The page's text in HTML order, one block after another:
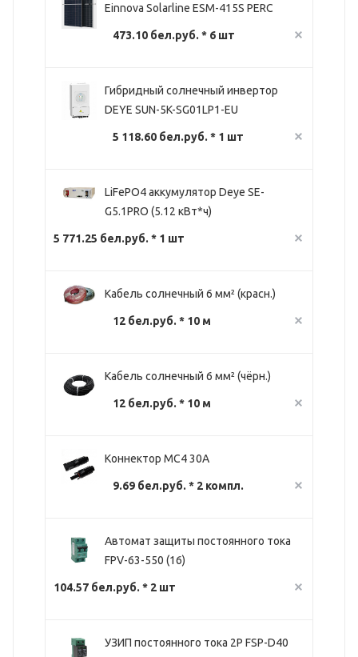
Einnova Solarline ESM-415S PERC
473.10 бел.руб. * 6 шт
Гибридный солнечный инвертор
DEYE SUN-5K-SG01LP1-EU
5 118.60 бел.руб. * 1 шт
LiFePO4 аккумулятор Deye SE-
G5.1PRO (5.12 кВт*ч)
5 771.25 бел.руб. * 1 шт
Кабель солнечный 6 мм² (красн.)
12 бел.руб. * 10 м
Кабель солнечный 6 мм² (чёрн.)
12 бел.руб. * 10 м
Коннектор MC4 30A
9.69 бел.руб. * 2 компл.
Автомат защиты постоянного тока
FPV-63-550 (16)
104.57 бел.руб. * 2 шт
УЗИП постоянного тока 2P FSP-D40